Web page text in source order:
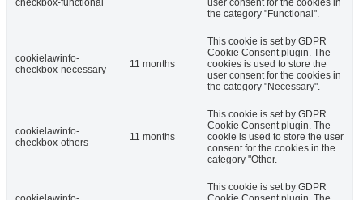
checkbox-functional
user consent for the cookies in
the category "Functional".
cookielawinfo-
checkbox-necessary
11 months
This cookie is set by GDPR
Cookie Consent plugin. The
cookies is used to store the
user consent for the cookies in
the category "Necessary".
cookielawinfo-
checkbox-others
11 months
This cookie is set by GDPR
Cookie Consent plugin. The
cookie is used to store the user
consent for the cookies in the
category "Other.
This cookie is set by GDPR